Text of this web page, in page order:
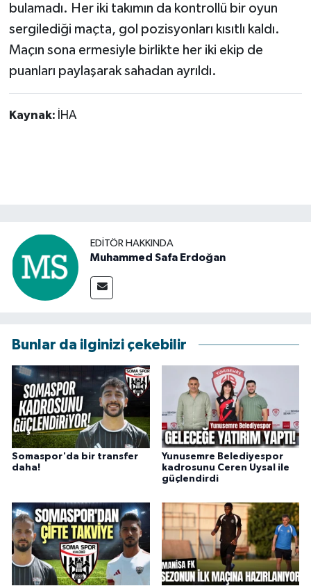
bulamadı. Her iki takımın da kontrollü bir oyun
sergilediği maçta, gol pozisyonları kısıtlı kaldı.
Maçın sona ermesiyle birlikte her iki ekip de
puanları paylaşarak sahadan ayrıldı.
Kaynak: İHA
EDITÖR HAKKINDA
Muhammed Safa Erdoğan
Bunlar da ilginizi çekebilir
Somaspor'da bir transfer
daha!
Yunusemre Belediyespor
kadrosunu Ceren Uysal ile
güçlendirdi